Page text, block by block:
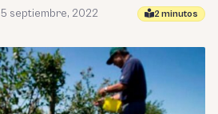
5 septiembre, 2022 2 minutos